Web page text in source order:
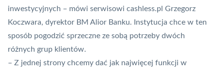
inwestycyjnych – mówi serwisowi cashless.pl Grzegorz
Koczwara, dyrektor BM Alior Banku. Instytucja chce w ten
sposób pogodzić sprzeczne ze sobą potrzeby dwóch
różnych grup klientów.
– Z jednej strony chcemy dać jak najwięcej funkcji w